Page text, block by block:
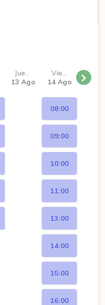
Jueves
13 Ago
Viernes
14 Ago
08:00
09:00
10:00
11:00
13:00
14:00
15:00
16:00